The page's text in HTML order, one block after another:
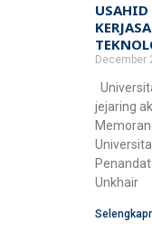
Bagan &
Pimpinan
Manajemen
BPMPP Usahid
Fakultas
Manajemen
Akuntansi
Pariwisata
Ilmu Hukum
Fakultas Ilmu
D-III
Fakultas Teknik
Teknik Industri
Fakultas
Pendaftaran
Penelitian &
Berita Usahid
December
jejaring
Unkhair